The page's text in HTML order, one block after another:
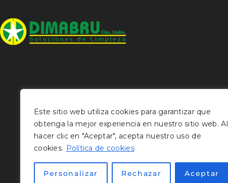
Este sitio web utiliza cookies para garantizar que
obtenga la mejor experiencia en nuestro sitio web. Al
hacer clic en "Aceptar", acepta nuestro uso de
cookies. Política de cookies
Personalizar Rechazar Aceptar